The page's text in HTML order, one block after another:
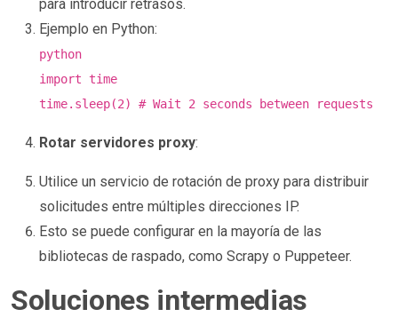
para introducir retrasos.
Ejemplo en Python:
python
import time
time.sleep(2) # Wait 2 seconds between requests
Rotar servidores proxy:
Utilice un servicio de rotación de proxy para distribuir
solicitudes entre múltiples direcciones IP.
Esto se puede configurar en la mayoría de las
bibliotecas de raspado, como Scrapy o Puppeteer.
Soluciones intermedias